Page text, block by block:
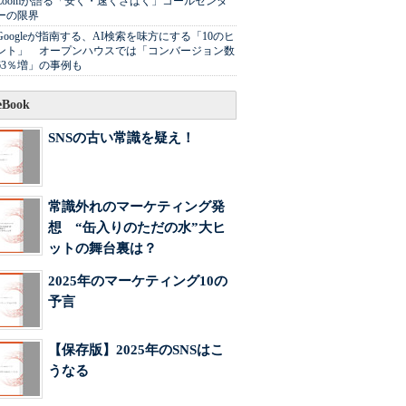
の限界
が指南する、AI検索を味方にする「10のヒ
ト」 オープンハウスでは「コンバージョン数
％増」の事例も
SNSの古い常識を疑え！
常識外れのマーケティング発
想 “缶入りのただの水”大ヒ
ットの舞台裏は？
2025年のマーケティング10の
予言
【保存版】2025年のSNSはこ
うなる